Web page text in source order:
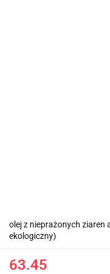
olej z nieprażonych ziaren
ekologiczny)
63.45